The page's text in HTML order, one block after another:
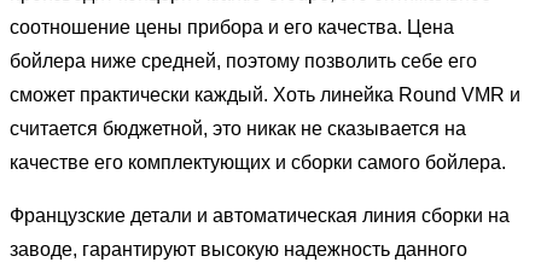
соотношение цены прибора и его качества. Цена
бойлера ниже средней, поэтому позволить себе его
сможет практически каждый. Хоть линейка Round VMR и
считается бюджетной, это никак не сказывается на
качестве его комплектующих и сборки самого бойлера.
Французские детали и автоматическая линия сборки на
заводе, гарантируют высокую надежность данного